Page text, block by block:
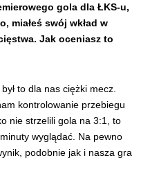
gola dla ŁKS-u,
miałeś swój wkład w
Jak oceniasz to
to dla nas ciężki mecz.
kontrolowanie przebiegu
nie strzelili gola na 3:1, to
wyglądać. Na pewno
podobnie jak i nasza gra